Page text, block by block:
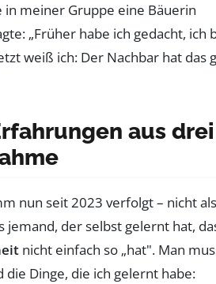
in meiner Gruppe eine Bäuerin
„Früher habe ich gedacht, ich
weiß ich: Der Nachbar hat das
aus drei
nun seit 2023 verfolgt – nicht als
jemand, der selbst gelernt hat,
nicht einfach so „hat". Man
die Dinge, die ich gelernt habe: